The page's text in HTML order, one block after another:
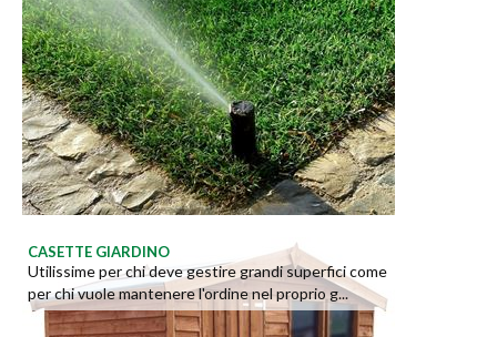
CASETTE GIARDINO
Utilissime per chi deve gestire grandi superfici come
per chi vuole mantenere l'ordine nel proprio g...